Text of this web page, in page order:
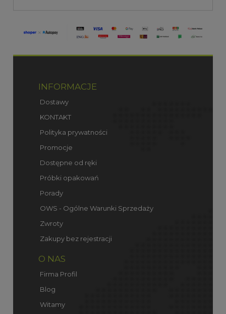
INFORMACJE
Dostawy
KONTAKT
Polityka prywatności
Promocje
Dostępne od ręki
Próbki opakowań
Porady
OWS - Ogólne Warunki Sprzedaży
Zwroty
Zakupy bez rejestracji
O NAS
Firma Profil
Blog
Witamy